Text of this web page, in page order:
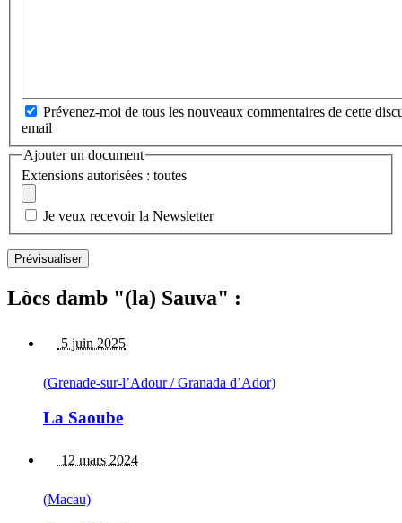
Prévenez-moi de tous les nouveaux commentaires de cette
email
Ajouter un document
Extensions autorisées : toutes
Je veux recevoir la Newsletter
Lòcs damb "(la) Sauva" :
5 juin 2025
(Grenade-sur-l’Adour / Granada d’Ador)
La Saoube
12 mars 2024
(Macau)